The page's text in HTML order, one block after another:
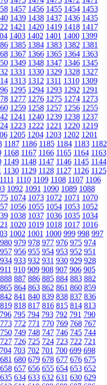
1457 1456 1455 1454 1453
1439 1438 1437 1436 1435
1421 1420 1419 1418 1417
1403 1402 1401 1400 1399
1385 1384 1383 1382 1381
1367 1366 1365 1364 1363
1349 1348 1347 1346 1345
1331 1330 1329 1328 1327
1313 1312 1311 1310 1309
1295 1294 1293 1292 1291
1277 1276 1275 1274 1273
1259 1258 1257 1256 1255
1241 1240 1239 1238 1237
1223 1222 1221 1220 1219
1205 1204 1203 1202 1201
1187 1186 1185 1184 1183 1182
1168 1167 1166 1165 1164 1163
1149 1148 1147 1146 1145 1144
1130 1129 1128 1127 1126 1125
1111 1110 1109 1108 1107 1106
1092 1091 1090 1089 1088
1074 1073 1072 1071 1070
1056 1055 1054 1053 1052
1038 1037 1036 1035 1034
1020 1019 1018 1017 1016
1002 1001 1000 999 998 997
980 979 978 977 976 975 974
957 956 955 954 953 952 951
934 933 932 931 930 929 928
911 910 909 908 907 906 905
888 887 886 885 884 883 882
865 864 863 862 861 860 859
842 841 840 839 838 837 836
819 818 817 816 815 814 813
796 795 794 793 792 791 790
773 772 771 770 769 768 767
750 749 748 747 746 745 744
727 726 725 724 723 722 721
704 703 702 701 700 699 698
681 680 679 678 677 676 675
658 657 656 655 654 653 652
635 634 633 632 631 630 629